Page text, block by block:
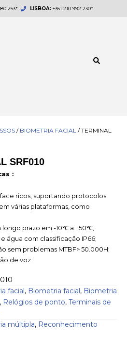
253* | LISBOA:+351 210 992 230*
/ BIOMETRIA FACIAL / TERMINAL
SRF010
：
ricos, suportando protocolos
em várias plataformas, como
longo prazo em -10℃ a +50℃;
água com classificação IP66;
sem problemas MTBF> 50.000H;
de voz
facial, Biometria facial, Biometria
, Relógios de ponto, Terminais de
múltipla, Reconhecimento